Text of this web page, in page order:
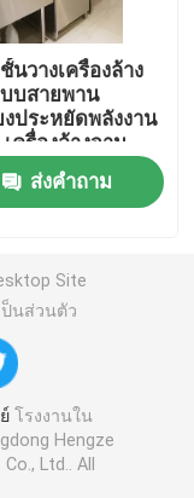
นลำเลียง
ย์
นวางเครื่องล้าง
บสายพาน
งประหยัดพลังงาน
ครื่องล้างจาน
ส่งคำถาม
Site
ป็นส่วนตัว
โรงงานใน
Hengze
Ltd.. All